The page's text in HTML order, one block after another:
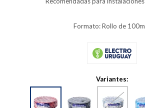
Formato: Rollo de
Variantes: